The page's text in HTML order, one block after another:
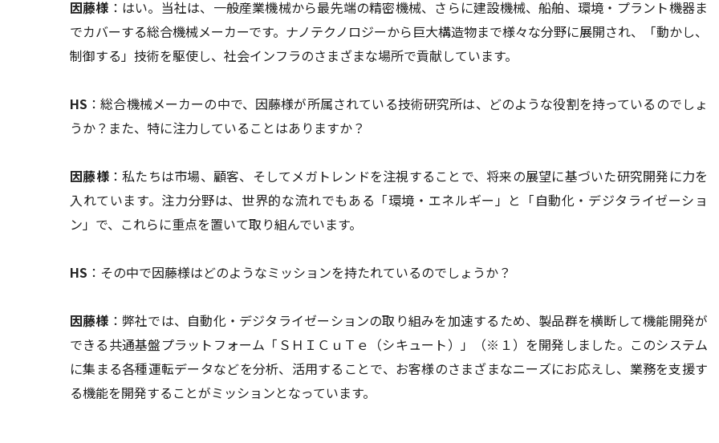
因藤様 ：はい。当社は、一般産業機械から最先端の精密機械、さらに建設機械、船舶、環境・プラント機器ま
でカバーする総合機械メーカーです。ナノテクノロジーから巨大構造物まで様々な分野に展開され、「動かし、
制御する」技術を駆使し、社会インフラのさまざまな場所で貢献しています。
HS ：総合機械メーカーの中で、因藤様が所属されている技術研究所は、どのような役割を持っているのでしょ
うか？また、特に注力していることはありますか？
因藤様：私たちは市場、顧客、そしてメガトレンドを注視することで、将来の展望に基づいた研究開発に力を
入れています。注力分野は、世界的な流れでもある「環境・エネルギー」と「自動化・デジタライゼーショ
ン」で、これらに重点を置いて取り組んでいます。
HS ：その中で因藤様はどのようなミッションを持たれているのでしょうか？
因藤様 ：弊社では、自動化・デジタライゼーションの取り組みを加速するため、製品群を横断して機能開発が
できる共通基盤プラットフォーム「ＳＨＩＣｕＴｅ（シキュート）」（※１）を開発しました。このシステム
に集まる各種運転データなどを分析、活用することで、お客様のさまざまなニーズにお応えし、業務を支援す
る機能を開発することがミッションとなっています。